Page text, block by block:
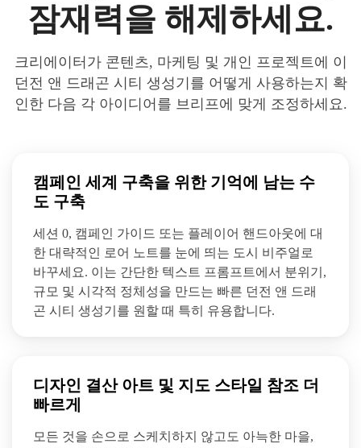
잠재력을 해제하세요.
크리에이터가 콘텐츠, 마케팅 및 개인 프로젝트에 이
던전 앤 드래곤 시티 생성기를 어떻게 사용하는지 확
인한 다음 각 아이디어를 브리프에 맞게 조정하세요.
캠페인 세계 구축을 위한 기억에 남는 수
도 구축
세션 0, 캠페인 가이드 또는 플레이어 핸드아웃에 대
한 대략적인 로어 노트를 눈에 띄는 도시 비주얼로
바꾸세요. 이는 간단한 텍스트 프롬프트에서 분위기,
규모 및 시각적 정체성을 만드는 빠른 던전 앤 드래
곤 시티 생성기를 원할 때 특히 유용합니다.
디자인 결산 아트 및 지도 스타일 참조 더
빠르게
모든 것을 손으로 스케치하지 않고도 아늑한 마을,